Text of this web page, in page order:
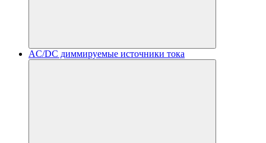
AC/DC диммируемые источники тока